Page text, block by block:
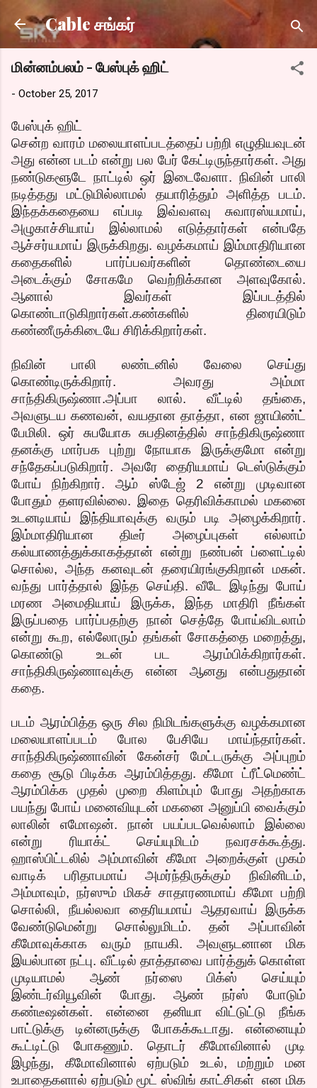
Skip to main content
Cable சங்கர்
மின்னம்பலம் - பேஸ்புக் ஹிட்
- October 25, 2017
பேஸ்புக் ஹிட்
சென்ற வாரம் மலையாளப்படத்தைப் பற்றி எழுதியவுடன்
அது என்ன படம் என்று பல பேர் கேட்டிருந்தார்கள். அது
நண்டுகளூடே நாட்டில் ஒர் இடைவேளா. நிவின் பாலி
நடித்தது மட்டுமில்லாமல் தயாரித்தும் அளித்த படம்.
இந்தக்கதையை எப்படி இவ்வளவு சுவாரஸ்யமாய்,
அழுகாச்சியாய் இல்லாமல் எடுத்தார்கள் என்பதே
ஆச்சர்யமாய் இருக்கிறது. வழக்கமாய் இம்மாதிரியான
கதைகளில் பார்ப்பவர்களின் தொண்டையை
அடைக்கும் சோகமே வெற்றிக்கான அளவுகோல்.
ஆனால் இவர்கள் இப்படத்தில்
கொண்டாடுகிறார்கள்.கண்களில் திரையிடும்
கண்ணீருக்கிடையே சிரிக்கிறார்கள்.
நிவின் பாலி லண்டனில் வேலை செய்து
கொண்டிருக்கிறார். அவரது அம்மா
சாந்திகிருஷ்ணா.அப்பா லால். வீட்டில் தங்கை,
அவளுடய கணவன், வயதான தாத்தா, என ஜாயிண்ட்
பேமிலி. ஒர் சுபயோக சுபதினத்தில் சாந்திகிருஷ்ணா
தனக்கு மார்பக புற்று நோயாக இருக்குமோ என்று
சந்தேகப்படுகிறார். அவரே தைரியமாய் டெஸ்டுக்கும்
போய் நிற்கிறார். ஆம் ஸ்டேஜ் 2 என்று முடிவான
போதும் தளரவில்லை. இதை தெரிவிக்காமல் மகனை
உடனடியாய் இந்தியாவுக்கு வரும் படி அழைக்கிறார்.
இம்மாதிரியான திடீர் அழைப்புகள் எல்லாம்
கல்யாணத்துக்காகத்தான் என்று நண்பன் ப்ளைட்டில்
சொல்ல, அந்த கனவுடன் தரையிரங்குகிறான் மகன்.
வந்து பார்த்தால் இந்த செய்தி. வீடே இடிந்து போய்
மரண அமைதியாய் இருக்க, இந்த மாதிரி நீங்கள்
இருப்பதை பார்ப்பதற்கு நான் செத்தே போய்விடலாம்
என்று கூற, எல்லோரும் தங்கள் சோகத்தை மறைத்து,
கொண்டு உடன் பட ஆரம்பிக்கிறார்கள்.
சாந்திகிருஷ்ணாவுக்கு என்ன ஆனது என்பதுதான்
கதை.
படம் ஆரம்பித்த ஒரு சில நிமிடங்களுக்கு வழக்கமான
மலையாளப்படம் போல பேசியே மாய்ந்தார்கள்.
சாந்திகிருஷ்ணாவின் கேன்சர் மேட்டருக்கு அப்புறம்
கதை சூடு பிடிக்க ஆரம்பித்தது. கீமோ ட்ரீட்மெண்ட்
ஆரம்பிக்க முதல் முறை கிளம்பும் போது அதற்காக
பயந்து போய் மனைவியுடன் மகனை அனுப்பி வைக்கும்
லாலின் எமோஷன். நான் பயப்படவெல்லாம் இல்லை
என்று ரியாக்ட் செய்யுமிடம் நவரசக்கூத்து.
ஹாஸ்பிட்டலில் அம்மாவின் கீமோ அறைக்குள் முகம்
வாடிக் பரிதாபமாய் அமர்ந்திருக்கும் நிவினிடம்,
அம்மாவும், நர்ஸும் மிகச் சாதாரணமாய் கீமோ பற்றி
சொல்லி, நீயல்லவா தைரியமாய் ஆதரவாய் இருக்க
வேண்டுமென்று சொல்லுமிடம். தன் அப்பாவின்
கீமோவுக்காக வரும் நாயகி. அவளுடனான மிக
இயல்பான நட்பு. வீட்டில் தாத்தாவை பார்த்துக் கொள்ள
முடியாமல் ஆண் நர்ஸை பிக்ஸ் செய்யும்
இண்டர்வியூவின் போது. ஆண் நர்ஸ் போடும்
கண்டீஷன்கள். என்னை தனியா விட்டுட்டு நீங்க
பாட்டுக்கு டின்னருக்கு போகக்கூடாது. என்னையும்
கூட்டிட்டு போகணும். தொடர் கீமோவினால் முடி
இழந்து, கீமோவினால் ஏற்படும் உடல், மற்றும் மன
உபாதைகளால் ஏற்படும் மூட் ஸ்விங் காட்சிகள் என மிக